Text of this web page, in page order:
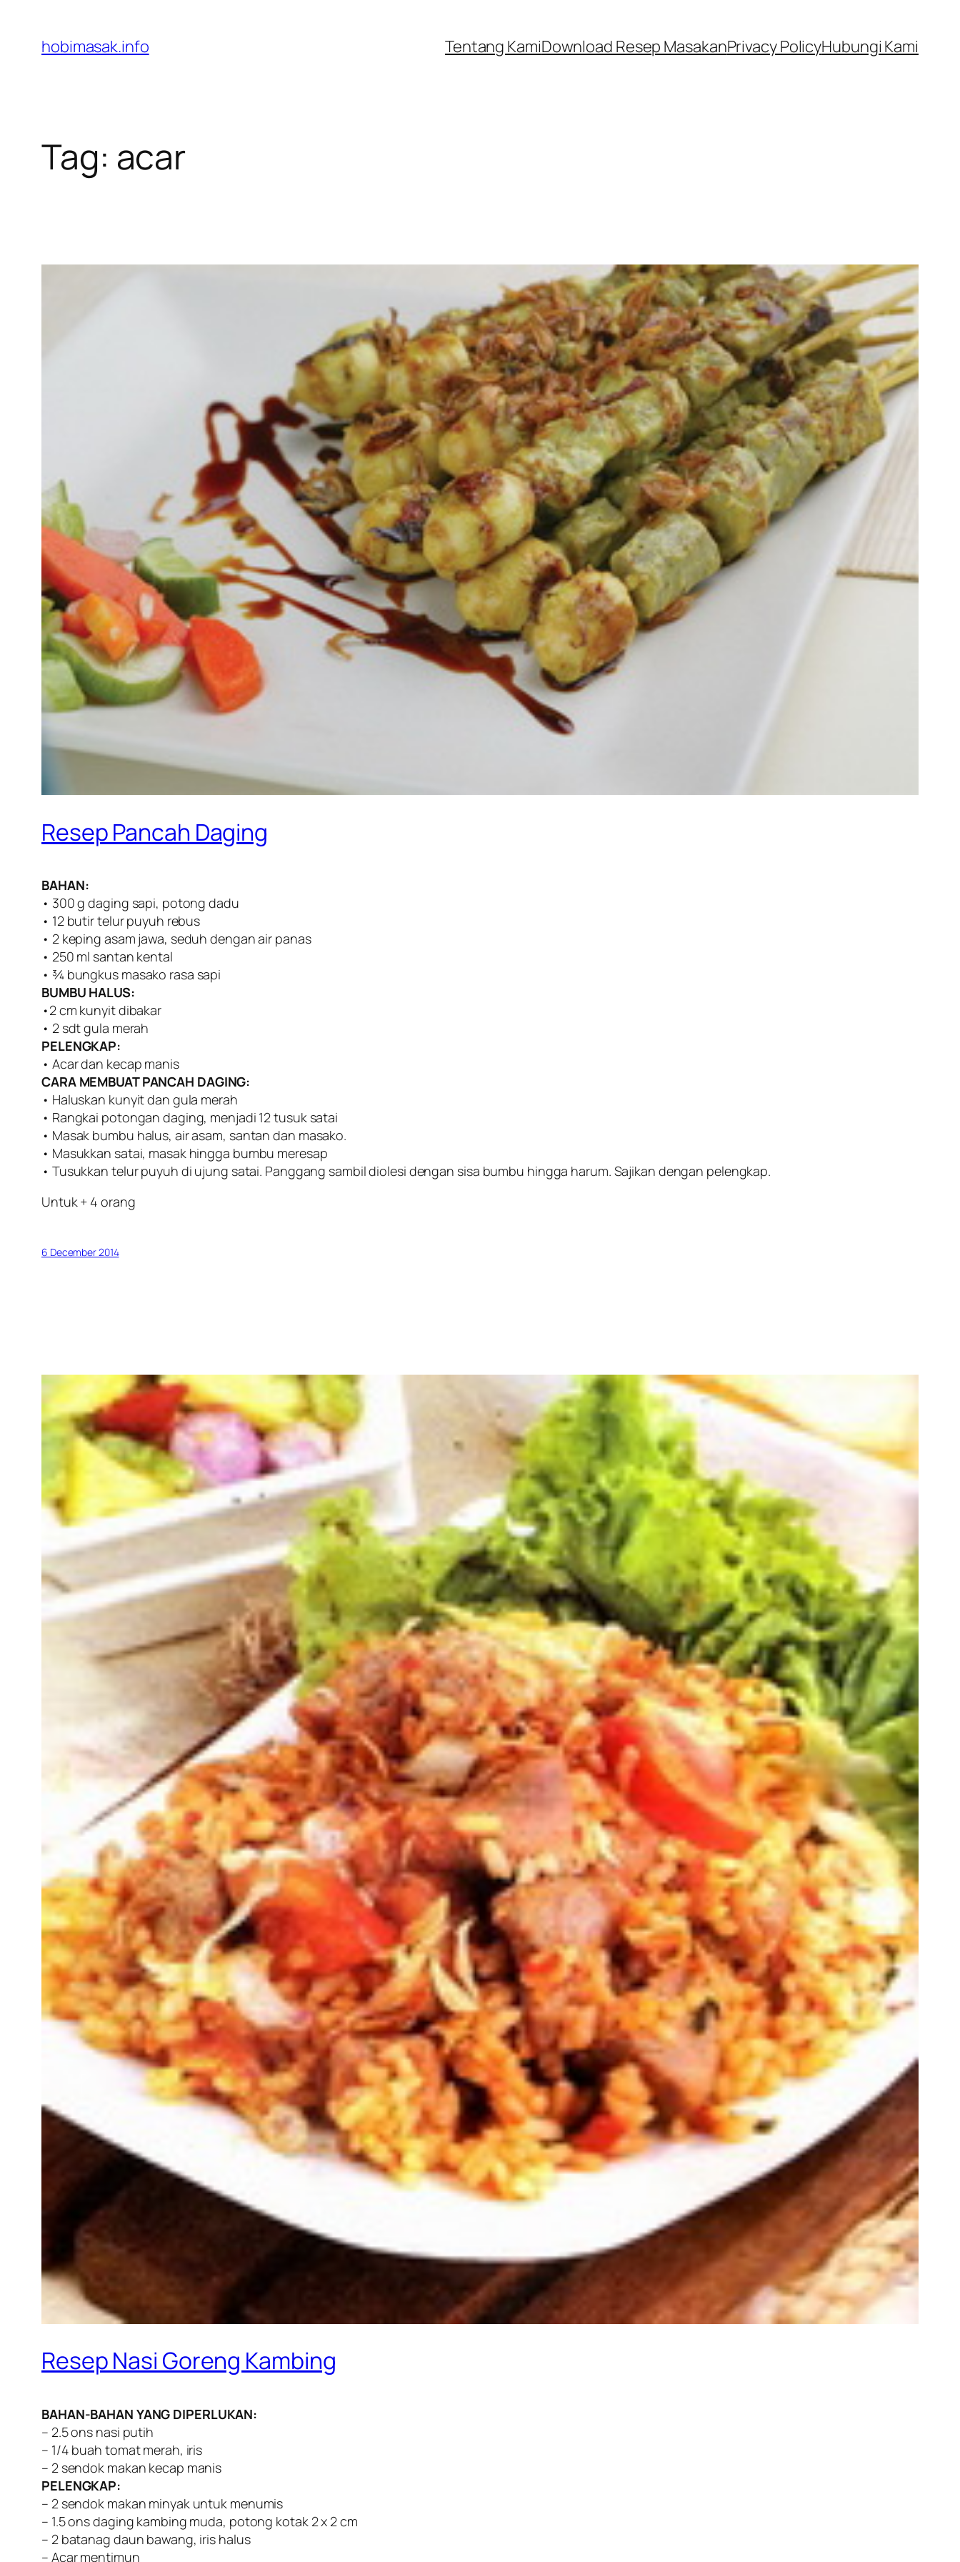
content
hobimasak.info Tentang KamiDownload Resep MasakanPrivacy PolicyHubungi Kami
Tag: acar
Resep Pancah Daging
BAHAN:
• 300 g daging sapi, potong dadu
• 12 butir telur puyuh rebus
• 2 keping asam jawa, seduh dengan air panas
• 250 ml santan kental
• ¾ bungkus masako rasa sapi
BUMBU HALUS:
•2 cm kunyit dibakar
• 2 sdt gula merah
PELENGKAP:
• Acar dan kecap manis
CARA MEMBUAT PANCAH DAGING:
• Haluskan kunyit dan gula merah
• Rangkai potongan daging, menjadi 12 tusuk satai
• Masak bumbu halus, air asam, santan dan masako.
• Masukkan satai, masak hingga bumbu meresap
• Tusukkan telur puyuh di ujung satai. Panggang sambil diolesi dengan sisa bumbu hingga harum. Sajikan dengan pelengkap.
Untuk + 4 orang
6 December 2014
Resep Nasi Goreng Kambing
BAHAN-BAHAN YANG DIPERLUKAN:
– 2.5 ons nasi putih
– 1/4 buah tomat merah, iris
– 2 sendok makan kecap manis
PELENGKAP:
– 2 sendok makan minyak untuk menumis
– 1.5 ons daging kambing muda, potong kotak 2 x 2 cm
– 2 batanag daun bawang, iris halus
– Acar mentimun